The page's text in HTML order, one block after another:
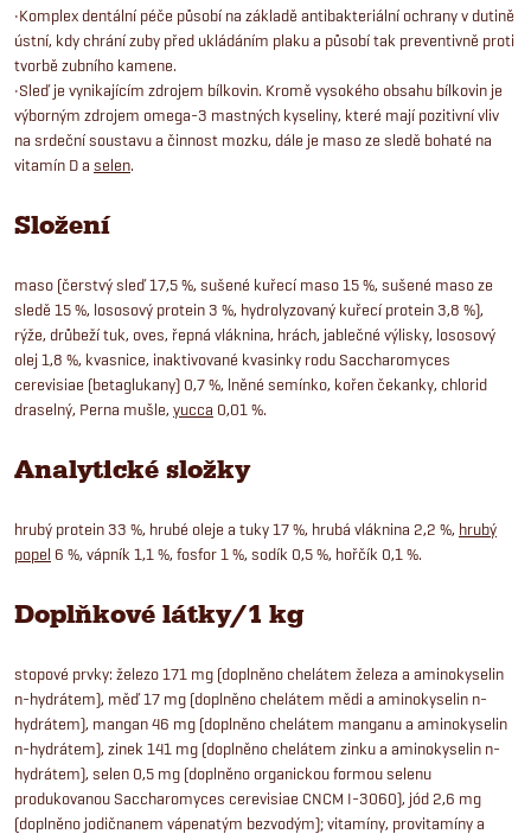
•Komplex dentální péče působí na základě antibakteriální ochrany v dutině
ústní, kdy chrání zuby před ukládáním plaku a působí tak preventivně proti
tvorbě zubního kamene.
•Sleď je vynikajícím zdrojem bílkovin. Kromě vysokého obsahu bílkovin je
výborným zdrojem omega-3 mastných kyseliny, které mají pozitivní vliv
na srdeční soustavu a činnost mozku, dále je maso ze sledě bohaté na
vitamín D a selen.
Složení
maso (čerstvý sleď 17,5 %, sušené kuřecí maso 15 %, sušené maso ze
sledě 15 %, lososový protein 3 %, hydrolyzovaný kuřecí protein 3,8 %),
rýže, drůbeží tuk, oves, řepná vláknina, hrách, jablečné výlisky, lososový
olej 1,8 %, kvasnice, inaktivované kvasinky rodu Saccharomyces
cerevisiae (betaglukany) 0,7 %, lněné semínko, kořen čekanky, chlorid
draselný, Perna mušle, yucca 0,01 %.
Analytické složky
hrubý protein 33 %, hrubé oleje a tuky 17 %, hrubá vláknina 2,2 %, hrubý
popel 6 %, vápník 1,1 %, fosfor 1 %, sodík 0,5 %, hořčík 0,1 %.
Doplňkové látky/1 kg
stopové prvky: železo 171 mg (doplněno chelátem železa a aminokyselin
n-hydrátem), měď 17 mg (doplněno chelátem mědi a aminokyselin n-
hydrátem), mangan 46 mg (doplněno chelátem manganu a aminokyselin
n-hydrátem), zinek 141 mg (doplněno chelátem zinku a aminokyselin n-
hydrátem), selen 0,5 mg (doplněno organickou formou selenu
produkovanou Saccharomyces cerevisiae CNCM I-3060), jód 2,6 mg
(doplněno jodičnanem vápenatým bezvodým); vitamíny, provitamíny a